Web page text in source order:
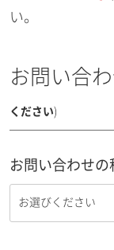
い。
お問い合
ください)
お問い合わせの